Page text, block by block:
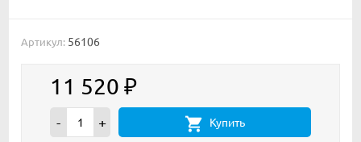
Артикул: 56106
11 520 ₽
- + Купить